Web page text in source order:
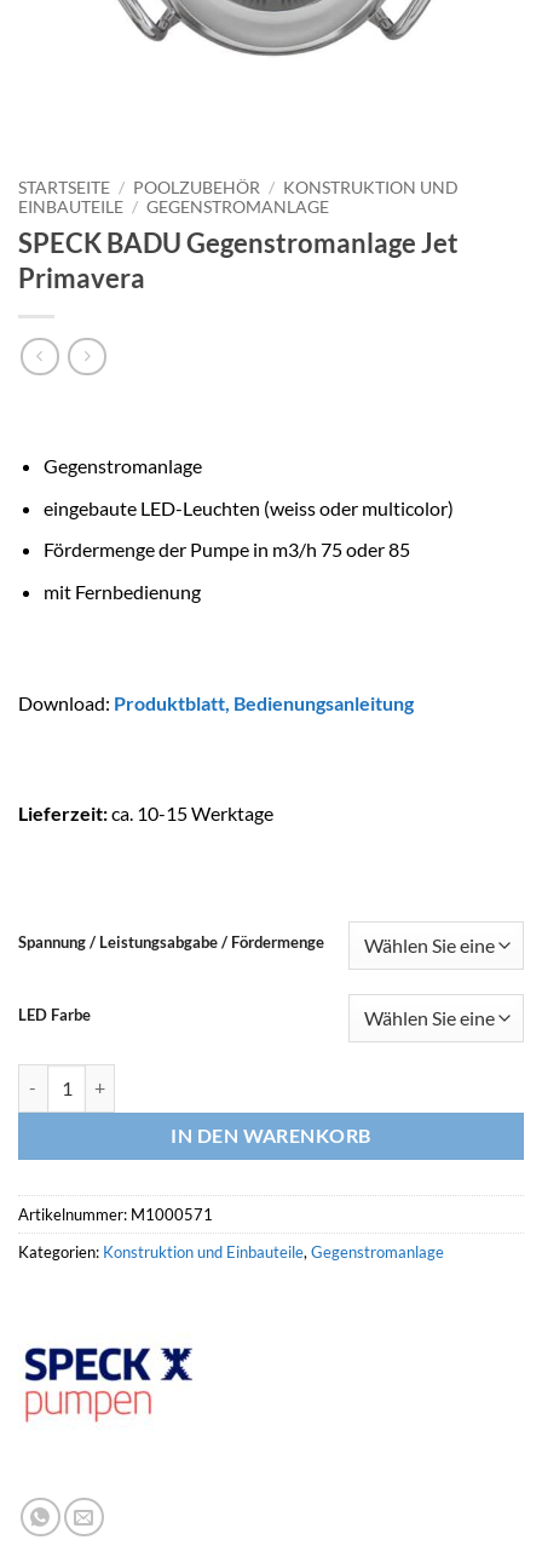
STARTSEITE / POOLZUBEHÖR / KONSTRUKTION UND
EINBAUTEILE / GEGENSTROMANLAGE
SPECK BADU Gegenstromanlage Jet
Primavera
Gegenstromanlage
eingebaute LED-Leuchten (weiss oder multicolor)
Fördermenge der Pumpe in m3/h 75 oder 85
mit Fernbedienung
Download: Produktblatt Bedienungsanleitung
Lieferzeit:ca. 10-15 Werktage
Spannung / Leistungsabgabe / Fördermenge
LED Farbe
IN DEN WARENKORB
Artikelnummer: M1000571
Kategorien: Konstruktion und Einbauteile, Gegenstromanlage